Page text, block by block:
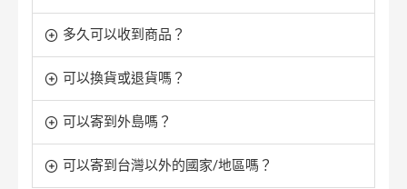
多久可以收到商品？
可以換貨或退貨嗎？
可以寄到外島嗎？
可以寄到台灣以外的國家/地區嗎？